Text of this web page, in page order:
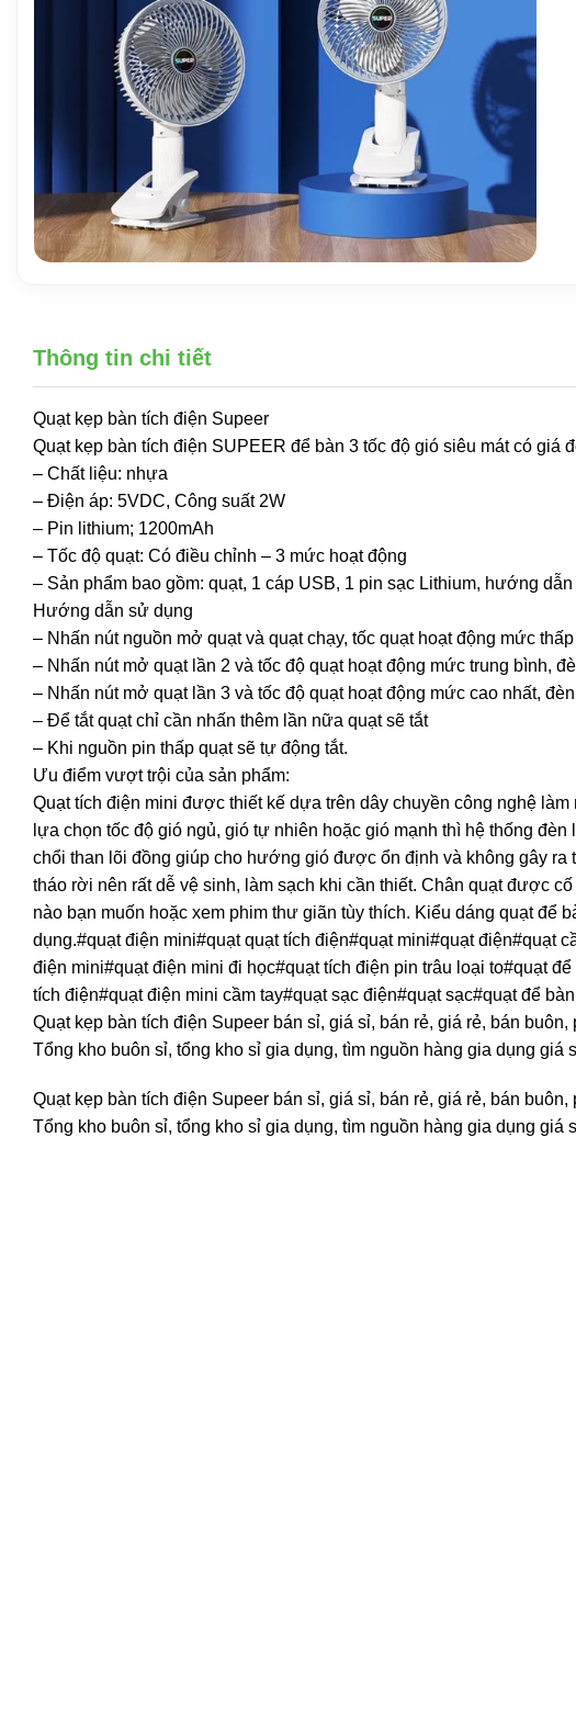
Thông tin chi tiết
Quạt kẹp bàn tích điện Supeer
Quạt kẹp bàn tích điện SUPEER để bàn 3 tốc độ gió siêu mát có giá
– Chất liệu: nhựa
– Điện áp: 5VDC, Công suất 2W
– Pin lithium; 1200mAh
– Tốc độ quạt: Có điều chỉnh – 3 mức hoạt động
– Sản phẩm bao gồm: quạt, 1 cáp USB, 1 pin sạc Lithium, hướng
Hướng dẫn sử dụng
– Nhấn nút nguồn mở quạt và quạt chạy, tốc quạt hoạt động mức
– Nhấn nút mở quạt lần 2 và tốc độ quạt hoạt động mức trung bình,
– Nhấn nút mở quạt lần 3 và tốc độ quạt hoạt động mức cao nhất,
– Để tắt quạt chỉ cần nhấn thêm lần nữa quạt sẽ tắt
– Khi nguồn pin thấp quạt sẽ tự động tắt.
Ưu điểm vượt trội của sản phẩm:
Quạt tích điện mini được thiết kế dựa trên dây chuyền công nghệ
lựa chọn tốc độ gió ngủ, gió tự nhiên hoặc gió mạnh thì hệ thống
chổi than lõi đồng giúp cho hướng gió được ổn định và không gây
tháo rời nên rất dễ vệ sinh, làm sạch khi cần thiết. Chân quạt được
nào bạn muốn hoặc xem phim thư giãn tùy thích. Kiểu dáng quạt để
dụng.#quạt điện mini#quạt quạt tích điện#quạt mini#quạt điện#quạt
điện mini#quạt điện mini đi học#quạt tích điện pin trâu loại to#quạt
tích điện#quạt điện mini cầm tay#quạt sạc điện#quạt sạc#quạt để
Quạt kẹp bàn tích điện Supeer bán sỉ, giá sỉ, bán rẻ, giá rẻ, bán
Tổng kho buôn sỉ, tổng kho sỉ gia dụng, tìm nguồn hàng gia dụng
Quạt kẹp bàn tích điện Supeer bán sỉ, giá sỉ, bán rẻ, giá rẻ, bán
Tổng kho buôn sỉ, tổng kho sỉ gia dụng, tìm nguồn hàng gia dụng